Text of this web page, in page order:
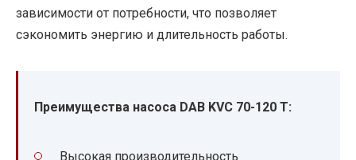
зависимости от потребности, что позволяет
сэкономить энергию и длительность работы.
Преимущества насоса DAB KVC 70-120 T:
Высокая производительность